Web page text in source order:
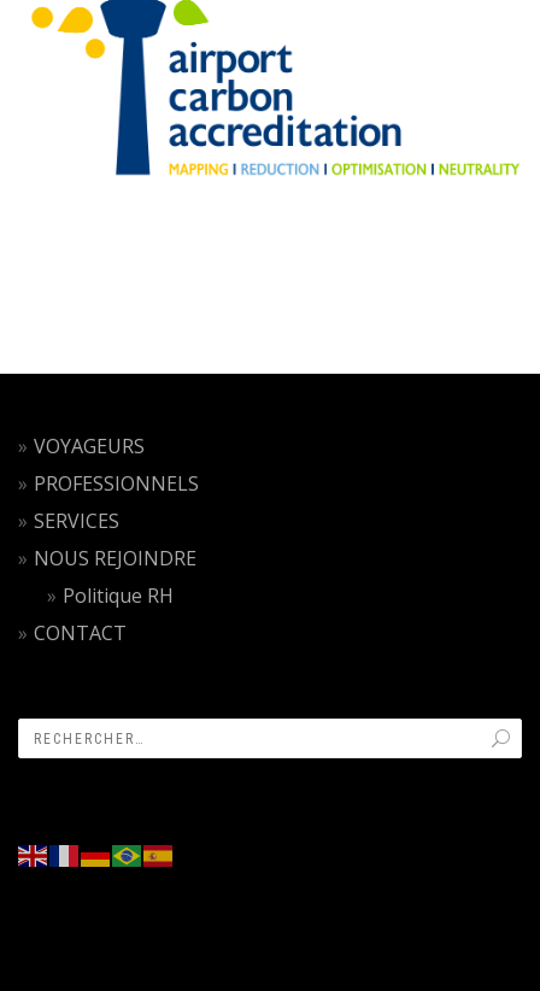
VOYAGEURS
PROFESSIONNELS
SERVICES
NOUS REJOINDRE
Politique RH
CONTACT